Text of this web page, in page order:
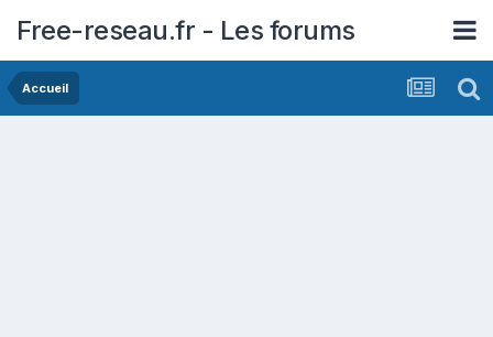
Free-reseau.fr - Les forums
Accueil